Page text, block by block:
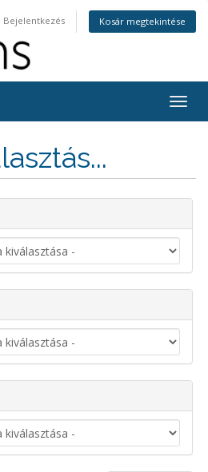
Bejelentkezés Kosár megtekintése
a